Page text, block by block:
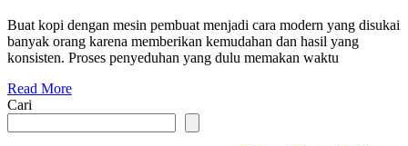
Buat kopi dengan mesin pembuat menjadi cara modern yang disukai
banyak orang karena memberikan kemudahan dan hasil yang
konsisten. Proses penyeduhan yang dulu memakan waktu
Read More
Cari